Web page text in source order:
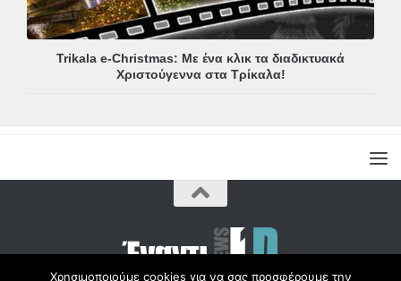
Trikala e-Christmas: Με ένα κλικ τα διαδικτυακά
Χριστούγεννα στα Τρίκαλα!
Χρησιμοποιούμε cookies για να σας προσφέρουμε την